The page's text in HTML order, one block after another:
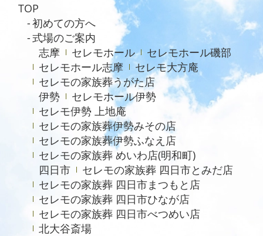
2023年10月
2023年9月
2023年8月
2023年6月
2023年5月
2023年4月
2023年3月
2023年2月
2022年12月
2022年9月
2022年8月
TOP
初めての方へ
式場のご案内
志摩
セレモホール
セレモホール磯部
セレモホール志摩
セレモ大方庵
セレモの家族葬うがた店
伊勢
セレモホール伊勢
セレモ伊勢 上地庵
セレモの家族葬伊勢みその店
セレモの家族葬伊勢ふなえ店
セレモの家族葬 めいわ店(明和町)
四日市
セレモの家族葬 四日市とみだ店
セレモの家族葬 四日市まつもと店
セレモの家族葬 四日市ひなが店
セレモの家族葬 四日市べつめい店
北大谷斎場